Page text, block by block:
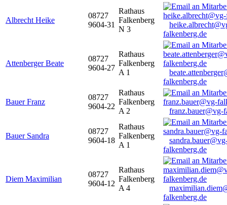
Albrecht Heike
08727
9604-31
Rathaus
Falkenberg
N 3
falkenberg.de
Attenberger Beate
08727
9604-27
Rathaus
Falkenberg
A 1
falkenberg.de
Bauer Franz
08727
9604-22
Rathaus
Falkenberg
A 2
franz.bauer@vg-
Bauer Sandra
08727
9604-18
Rathaus
Falkenberg
A 1
falkenberg.de
Diem Maximilian
08727
9604-12
Rathaus
Falkenberg
A 4
falkenberg.de